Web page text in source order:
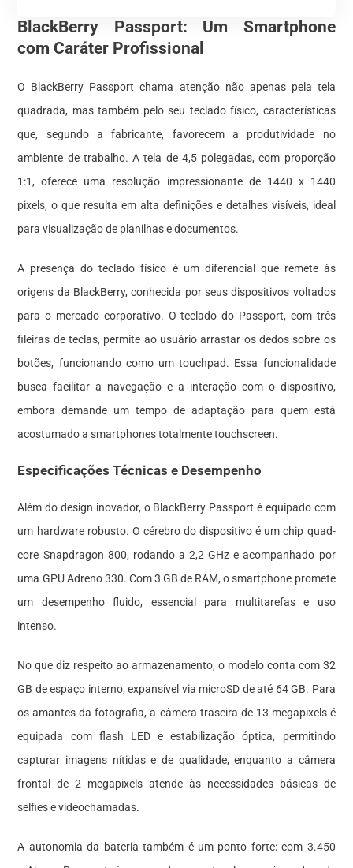
BlackBerry Passport: Um Smartphone
com Caráter Profissional
O BlackBerry Passport chama atenção não apenas pela tela
quadrada, mas também pelo seu teclado físico, características
que, segundo a fabricante, favorecem a produtividade no
ambiente de trabalho. A tela de 4,5 polegadas, com proporção
1:1, oferece uma resolução impressionante de 1440 x 1440
pixels, o que resulta em alta definições e detalhes visíveis, ideal
para visualização de planilhas e documentos.
A presença do teclado físico é um diferencial que remete às
origens da BlackBerry, conhecida por seus dispositivos voltados
para o mercado corporativo. O teclado do Passport, com três
fileiras de teclas, permite ao usuário arrastar os dedos sobre os
botões, funcionando como um touchpad. Essa funcionalidade
busca facilitar a navegação e a interação com o dispositivo,
embora demande um tempo de adaptação para quem está
acostumado a smartphones totalmente touchscreen.
Especificações Técnicas e Desempenho
Além do design inovador, o BlackBerry Passport é equipado com
um hardware robusto. O cérebro do dispositivo é um chip quad-
core Snapdragon 800, rodando a 2,2 GHz e acompanhado por
uma GPU Adreno 330. Com 3 GB de RAM, o smartphone promete
um desempenho fluido, essencial para multitarefas e uso
intenso.
No que diz respeito ao armazenamento, o modelo conta com 32
GB de espaço interno, expansível via microSD de até 64 GB. Para
os amantes da fotografia, a câmera traseira de 13 megapixels é
equipada com flash LED e estabilização óptica, permitindo
capturar imagens nítidas e de qualidade, enquanto a câmera
frontal de 2 megapixels atende às necessidades básicas de
selfies e videochamadas.
A autonomia da bateria também é um ponto forte: com 3.450